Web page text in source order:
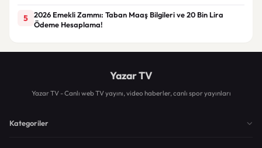
5
2026 Emekli Zammı: Taban Maaş Bilgileri ve 20 Bin Lira
Ödeme Hesaplama!
Yazar TV
Yazar TV - Canlı web TV yayını, video haberler, canlı spor yayınları
Kategoriler